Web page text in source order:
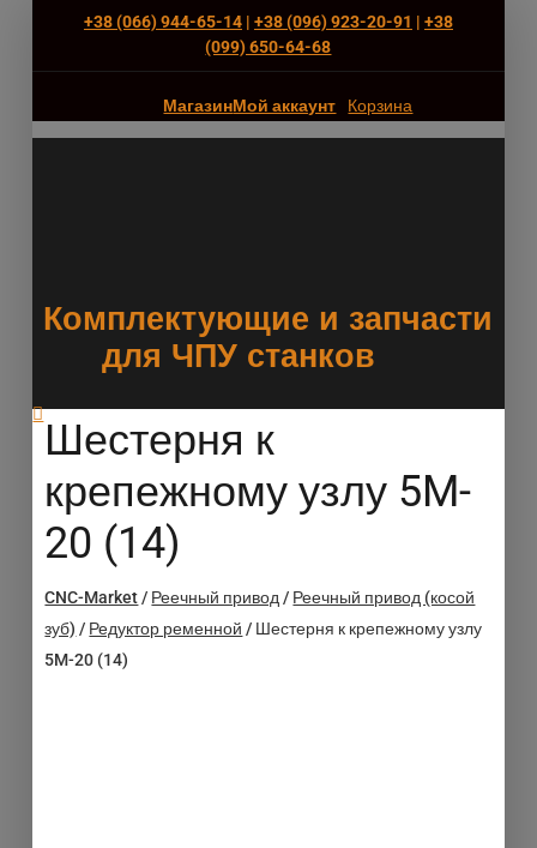
+38 (066) 944-65-14| +38 (096) 923-20-91 | +38
(‎099) 650-64-68
МагазинМой аккаунт Корзина
Комплектующие и запчасти
для ЧПУ станков
Шестерня к
крепежному узлу 5M-
20 (14)
CNC-Market/ Реечный привод / Реечный привод (косой
зуб) / Редуктор ременной / Шестерня к крепежному узлу
5M-20 (14)